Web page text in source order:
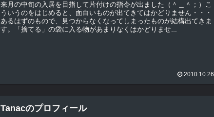
来月の中旬の入居を目指して片付けの指令が出ました（＾＿＾；）こ
ういうのをはじめると、面白いものが出てきてはかどりません・・・
あるはずのもので、見つからなくなってしまったものが結構出てきま
す。「捨てる」の袋に入る物があまりなくはかどりませ...
2010.10.26
Tanacのプロフィール